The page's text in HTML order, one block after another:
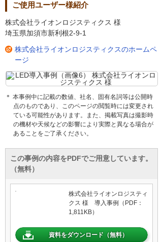
ご使用ユーザー様紹介
株式会社ライオンロジスティクス 様
埼玉県加須市新利根2-9-1
株式会社ライオンロジスティクスのホームペ
ージ
＊ 本事例中に記載の数値、社名、固有名詞等は公開時
点のものであり、このページの閲覧時には変更され
ている可能性があります。また、掲載写真は撮影時
の機材や天候などの影響により実際と異なる場合が
あることをご了承ください。
この事例の内容をPDFでご用意しています。
（無料）
株式会社ライオンロジスティ
クス 様 導入事例（PDF：
1,811KB）
資料をダウンロード（無料）